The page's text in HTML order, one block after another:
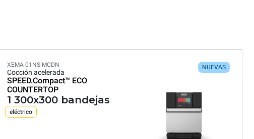
NUEVAS
XEMA-01NS-MCDN
Cocción acelerada
SPEED.Compact™ ECO
COUNTERTOP
1 300x300 bandejas
eléctrico